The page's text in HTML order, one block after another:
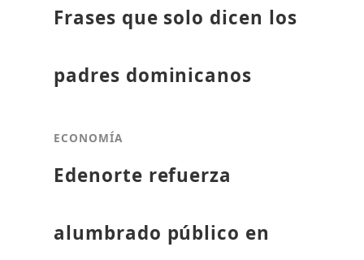
Frases que solo dicen los
padres dominicanos
ECONOMÍA
Edenorte refuerza
alumbrado público en